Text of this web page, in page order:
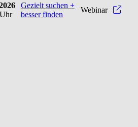
Gezielt suchen +
besser finden
Webinar